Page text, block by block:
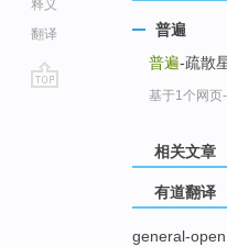
释义
翻译
普遍
普遍-疏散
基于1个网页-
相关文章
有道翻译
general-